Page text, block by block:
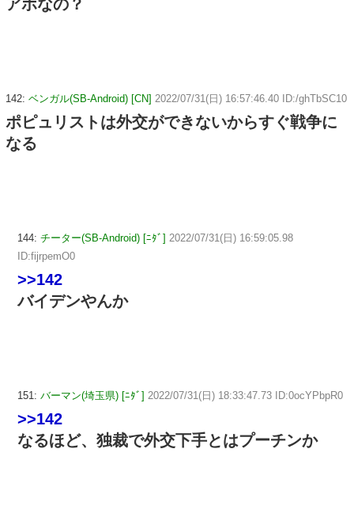
アホなの？
142: ベンガル(SB-Android) [CN] 2022/07/31(日) 16:57:46.40 ID:/ghTbSC10
ポピュリストは外交ができないからすぐ戦争に
なる
144: チーター(SB-Android) [ﾆﾀﾞ] 2022/07/31(日) 16:59:05.98
ID:fijrpemO0
>>142
バイデンやんか
151: バーマン(埼玉県) [ﾆﾀﾞ] 2022/07/31(日) 18:33:47.73 ID:0ocYPbpR0
>>142
なるほど、独裁で外交下手とはプーチンか